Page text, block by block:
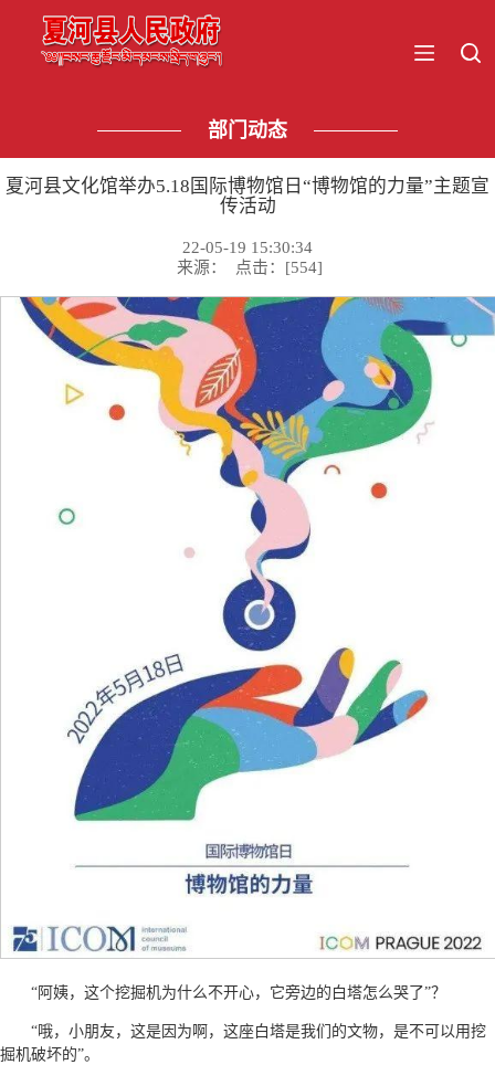
部门动态
夏河县文化馆举办5.18国际博物馆日“博物馆的力量”主题宣
传活动
22-05-19 15:30:34
来源： 点击：[554]
“阿姨，这个挖掘机为什么不开心，它旁边的白塔怎么哭了”？
“哦，小朋友，这是因为啊，这座白塔是我们的文物，是不可以用挖
掘机破坏的”。